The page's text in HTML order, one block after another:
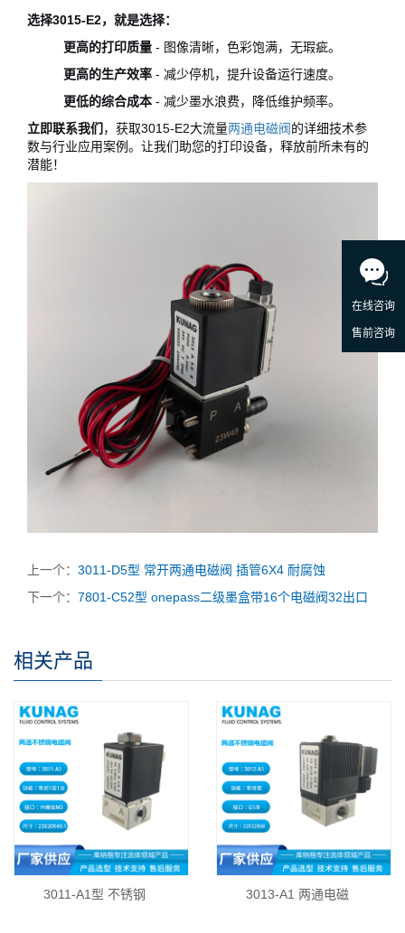
选择3015-E2，就是选择：
更高的打印质量 - 图像清晰，色彩饱满，无瑕疵。
更高的生产效率 - 减少停机，提升设备运行速度。
更低的综合成本 - 减少墨水浪费，降低维护频率。
立即联系我们 ，获取3015-E2大流量两通电磁阀的详细技术参
数与行业应用案例。让我们助您的打印设备，释放前所未有的
潜能！
上一个： 3011-D5型 常开两通电磁阀 插管6X4 耐腐蚀
下一个： 7801-C52型 onepass二级墨盒带16个电磁阀32出口
相关产品
3011-A1型 不锈钢 3013-A1 两通电磁